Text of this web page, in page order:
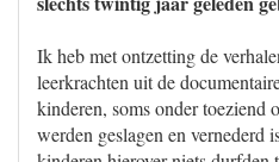
Ik heb met ontzetting de
leerkrachten uit de
kinderen, soms onder toeziend
werden geslagen en vernederd